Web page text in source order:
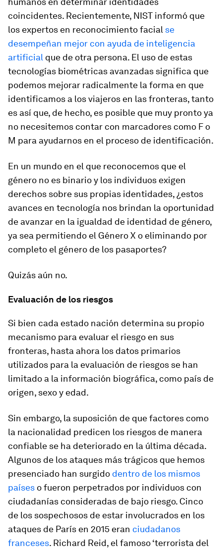
coincidentes. Recientemente, NIST informó que
los expertos en reconocimiento facial se
desempeñan mejor con ayuda de inteligencia
artificial que de otra persona. El uso de estas
tecnologías biométricas avanzadas significa que
podemos mejorar radicalmente la forma en que
identificamos a los viajeros en las fronteras, tanto
es así que, de hecho, es posible que muy pronto ya
no necesitemos contar con marcadores como F o
M para ayudarnos en el proceso de identificación.
En un mundo en el que reconocemos que el
género no es binario y los individuos exigen
derechos sobre sus propias identidades, ¿estos
avances en tecnología nos brindan la oportunidad
de avanzar en la igualdad de identidad de género,
ya sea permitiendo el Género X o eliminando por
completo el género de los pasaportes?
Quizás aún no.
Evaluación de los riesgos
Si bien cada estado nación determina su propio
mecanismo para evaluar el riesgo en sus
fronteras, hasta ahora los datos primarios
utilizados para la evaluación de riesgos se han
limitado a la información biográfica, como país de
origen, sexo y edad.
Sin embargo, la suposición de que factores como
la nacionalidad predicen los riesgos de manera
confiable se ha deteriorado en la última década.
Algunos de los ataques más trágicos que hemos
presenciado han surgido dentro de los mismos
países o fueron perpetrados por individuos con
ciudadanías consideradas de bajo riesgo. Cinco
de los sospechosos de estar involucrados en los
ataques de París en 2015 eran ciudadanos
franceses. Richard Reid, el famoso ‘terrorista del